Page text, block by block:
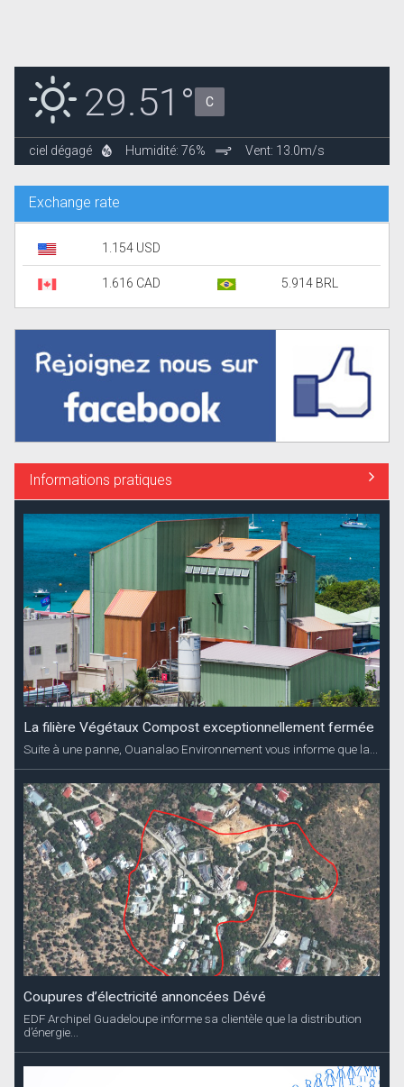
29.51° C
ciel dégagé Humidité: 76% Vent: 13.0m/s
Exchange rate
1.154 USD
1.616 CAD 5.914 BRL
Informations pratiques
La filière Végétaux Compost exceptionnellement fermée
Suite à une panne, Ouanalao Environnement vous informe que la...
Coupures d’électricité annoncées Dévé
EDF Archipel Guadeloupe informe sa clientèle que la distribution
d’énergie...